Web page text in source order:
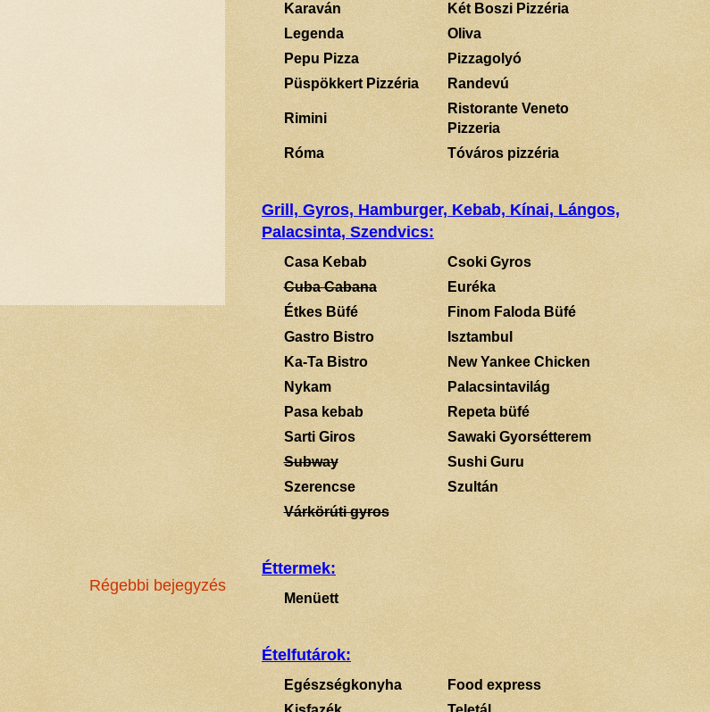
Régebbi bejegyzés
Karaván
Két Boszi Pizzéria
Legenda
Oliva
Pepu Pizza
Pizzagolyó
Püspökkert Pizzéria
Randevú
Rimini
Ristorante Veneto
Pizzeria
Róma
Tóváros pizzéria
Grill, Gyros, Hamburger, Kebab, Kínai, Lángos,
Palacsinta, Szendvics:
Casa Kebab
Csoki Gyros
Cuba Cabana
Euréka
Étkes Büfé
Finom Faloda Büfé
Gastro Bistro
Isztambul
Ka-Ta Bistro
New Yankee Chicken
Nykam
Palacsintavilág
Pasa kebab
Repeta büfé
Sarti Giros
Sawaki Gyorsétterem
Subway
Sushi Guru
Szerencse
Szultán
Várkörúti gyros
Éttermek:
Menüett
Ételfutárok:
Egészségkonyha
Food express